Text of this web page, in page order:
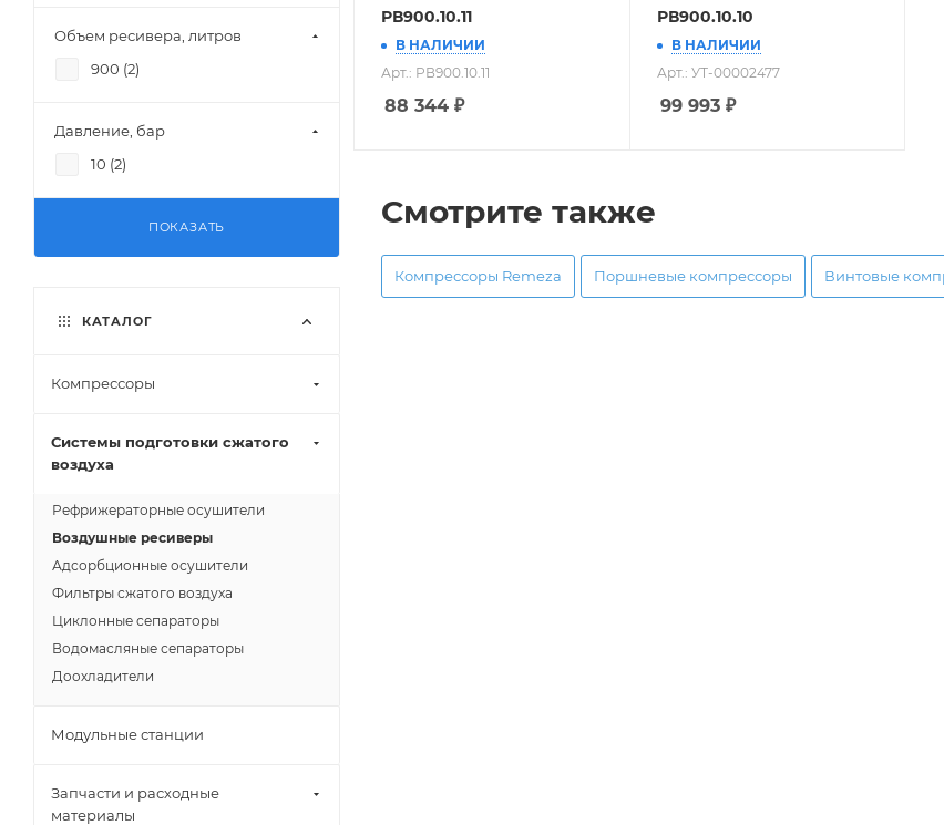
РВ900.10.11
В НАЛИЧИИ
Арт.: РВ900.10.11
88 344 ₽
РВ900.10.10
В НАЛИЧИИ
Арт.: УТ-00002477
99 993₽
Смотрите также
Компрессоры Remeza Поршневые компрессоры Винтовые
Объем ресивера, литров
900 (2)
Давление, бар
10 (2)
ПОКАЗАТЬ
КАТАЛОГ
Компрессоры
Системы подготовки сжатого
воздуха
Рефрижераторные осушители
Воздушные ресиверы
Адсорбционные осушители
Фильтры сжатого воздуха
Циклонные сепараторы
Водомасляные сепараторы
Доохладители
Модульные станции
Запчасти и расходные
материалы